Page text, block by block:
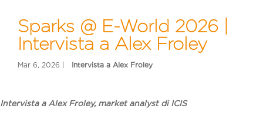
Sparks @ E-World 2026 |
Intervista a Alex Froley
Intervista a Alex Froley, market analyst di ICIS